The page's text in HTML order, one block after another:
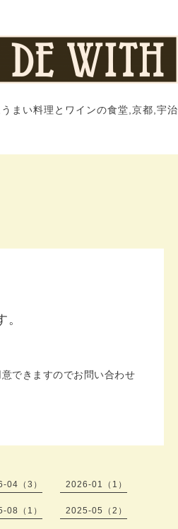
まい料理とワインの食堂,京都,宇治
できますのでお問い合わせ
04（3） 2026-01（1）
08（1） 2025-05（2）